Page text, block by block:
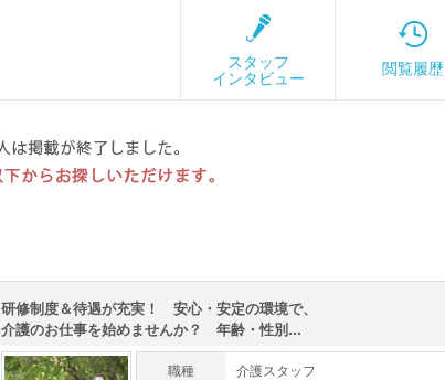
スタッフ
インタビュー
閲覧履歴
研修制度＆待遇が充実！ 安心・安定の環境で、
介護のお仕事を始めませんか？ 年齢・性別...
職種 介護スタッフ